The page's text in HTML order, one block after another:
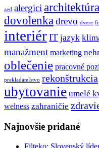
aed alergiciarchitektúra
dovolenkadrevo dvere
interiérIT jazyk
manažment marketing
oblečenie pracovné
prekladateľstvo rekonštrukcia
ubytovanie umelé
welness zahraničie
Najnovšie pridané
Filteko: Slovenský